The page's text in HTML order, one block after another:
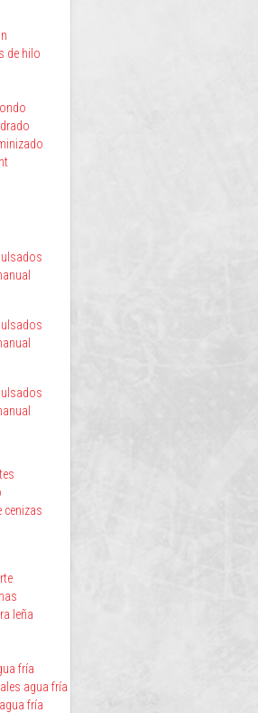
de hilo
cenizas
leña
fría
agua fría
fría